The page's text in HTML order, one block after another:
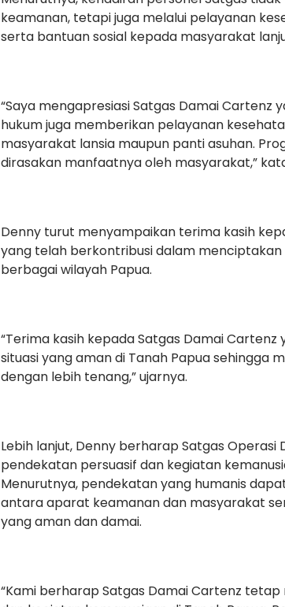
keamanan, tetapi juga melalui pelayanan
serta bantuan sosial kepada masyarakat
“Saya mengapresiasi Satgas Damai Cartenz
hukum juga memberikan pelayanan
masyarakat lansia maupun panti asuhan.
dirasakan manfaatnya oleh masyarakat,”
Denny turut menyampaikan terima kasih
yang telah berkontribusi dalam menciptakan
berbagai wilayah Papua.
“Terima kasih kepada Satgas Damai
situasi yang aman di Tanah Papua sehingga
dengan lebih tenang,” ujarnya.
Lebih lanjut, Denny berharap Satgas
pendekatan persuasif dan kegiatan
Menurutnya, pendekatan yang humanis
antara aparat keamanan dan masyarakat
yang aman dan damai.
“Kami berharap Satgas Damai Cartenz